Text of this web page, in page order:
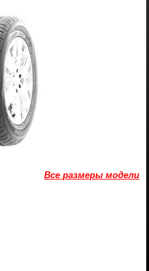
Все размеры модели